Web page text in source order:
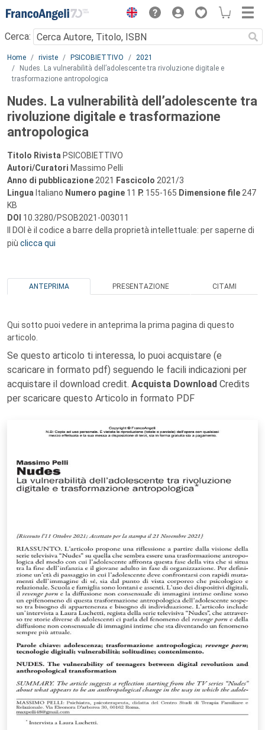
Menu
Cerca:
Main content
Home riviste PSICOBIETTIVO
2021
Nudes. La vulnerabilità dell’adolescente tra rivoluzione digitale e
trasformazione antropologica
Nudes. La vulnerabilità dell’adolescente tra
rivoluzione digitale e trasformazione
antropologica
Titolo Rivista PSICOBIETTIVO
Autori/Curatori Massimo Pelli
Anno di pubblicazione 2021 Fascicolo 2021/3
Lingua Italiano Numero pagine 11 P. 155-165 Dimensione file 247
KB
DOI 10.3280/PSOB2021-003011
Il DOI è il codice a barre della proprietà intellettuale: per saperne di
più clicca qui
ANTEPRIMA PRESENTAZIONE CITAMI
Qui sotto puoi vedere in anteprima la prima pagina di questo
articolo.
Se questo articolo ti interessa, lo puoi acquistare (e
scaricare in formato pdf) seguendo le facili indicazioni per
acquistare il download credit. Acquista Download Credits
per scaricare questo Articolo in formato PDF